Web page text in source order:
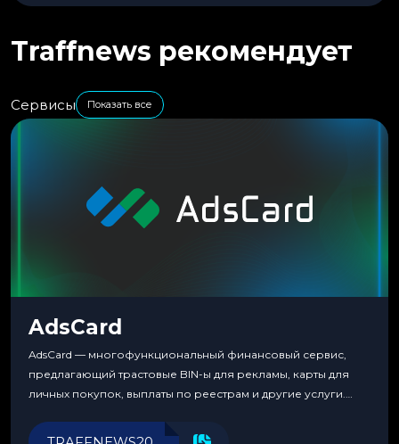
Traffnews рекомендует
Сервисы Показать все
AdsCard
AdsCard — многофункциональный финансовый сервис,
предлагающий трастовые BIN-ы для рекламы, карты для
личных покупок, выплаты по реестрам и другие услуги.
инструменты для управления финансами.